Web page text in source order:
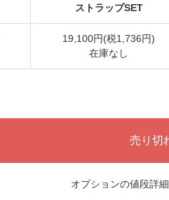
ストラップSET
19,100円(税1,736円)
在庫なし
オプションの値段詳細